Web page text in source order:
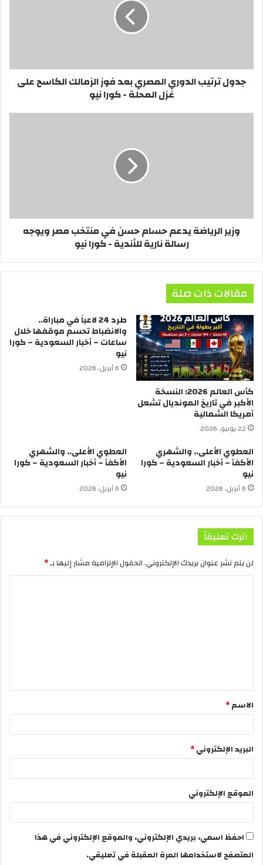
جدول ترتيب الدوري المصري بعد فوز الزمالك الكاسح على
غزل المحلة - كورا نيو
وزير الرياضة يدعم حسام حسن في منتخب مصر ويوجه
رسالة نارية للأندية - كورا نيو
مقالات ذات صلة
كأس العالم 2026: النسخة
الأكبر في تاريخ المونديال تشعل
أمريكا الشمالية
22 يونيو، 2026
طرد 24 لاعباً في مباراة..
والانضباط تحسم موقفها خلال
ساعات – أخبار السعودية – كورا
نيو
6 أبريل، 2026
العطوي الأعلى.. والشهري
الأكفأ – أخبار السعودية – كورا
نيو
6 أبريل، 2026
العطوي الأعلى.. والشهري
الأكفأ – أخبار السعودية – كورا
نيو
6 أبريل، 2026
اترك تعليقاً
لن يتم نشر عنوان بريدك الإلكتروني.الحقول الإلزامية مشار إليها بـ*
الاسم*
البريد الإلكتروني*
الموقع الإلكتروني
احفظ اسمي، بريدي الإلكتروني، والموقع الإلكتروني في هذا
المتصفح لاستخدامها المرة المقبلة في تعليقي.